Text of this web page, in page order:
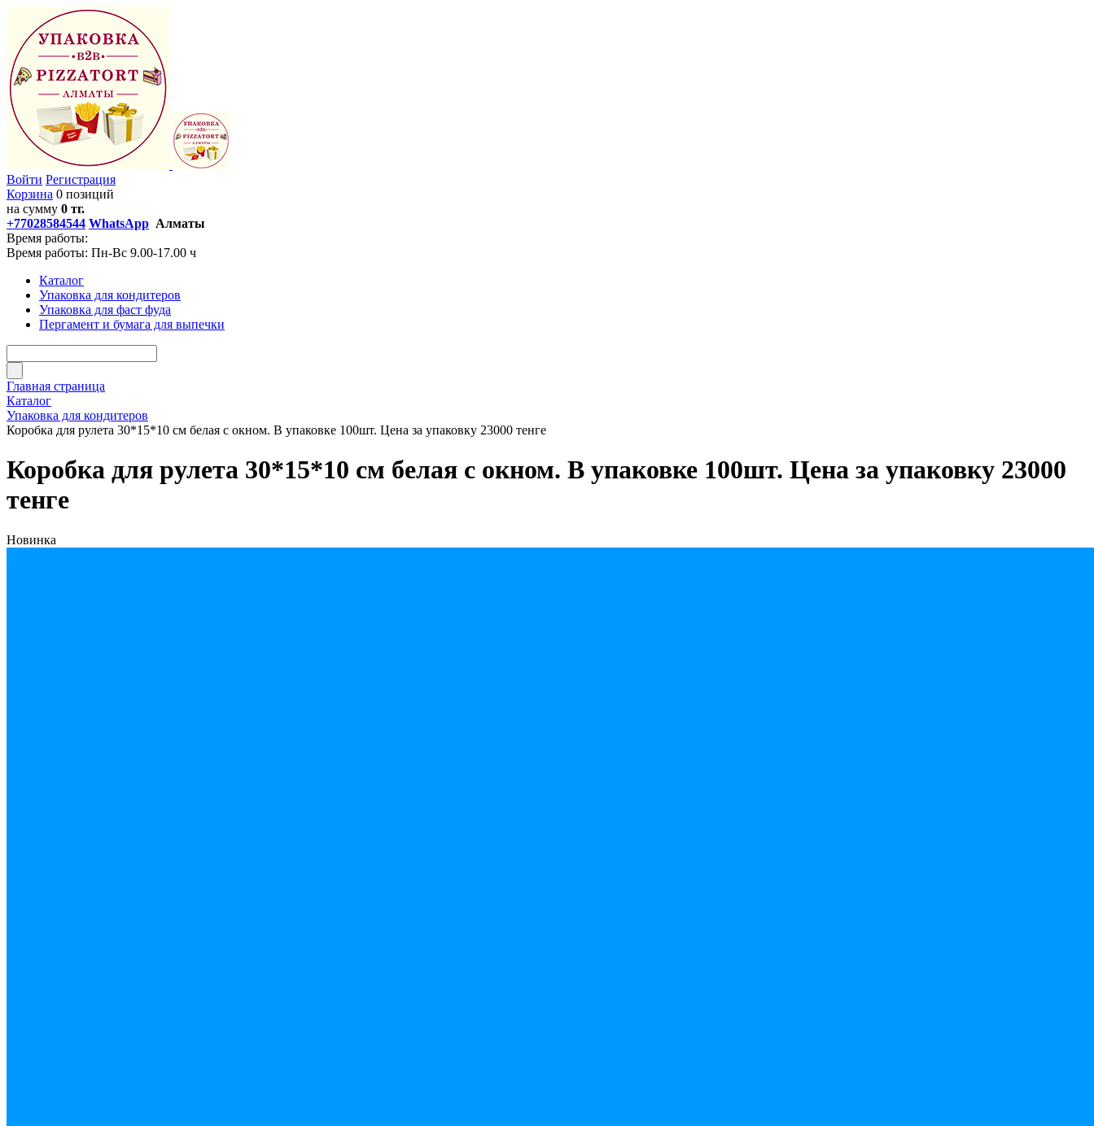
Войти Регистрация
Корзина 0 позиций
на сумму 0 тг.
+77028584544 WhatsApp Алматы
Время работы:
Время работы: Пн-Вс 9.00-17.00 ч
Каталог
Упаковка для кондитеров
Упаковка для фаст фуда
Пергамент и бумага для выпечки
Главная страница
Каталог
Упаковка для кондитеров
Коробка для рулета 30*15*10 см белая с окном. В упаковке 100шт. Цена за упаковку 23000 тенге
Коробка для рулета 30*15*10 см белая с окном. В упаковке 100шт. Цена за упаковку 23000
тенге
Новинка